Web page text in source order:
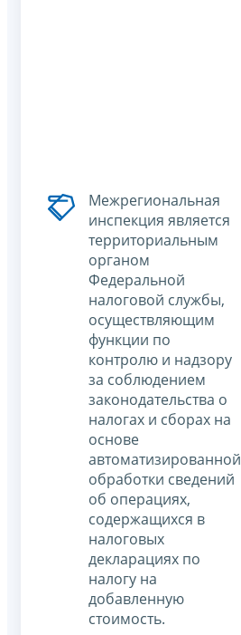
Межрегиональная
инспекция является
территориальным
органом
Федеральной
налоговой службы,
осуществляющим
функции по
контролю и надзору
за соблюдением
законодательства о
налогах и сборах на
основе
автоматизированной
обработки сведений
об операциях,
содержащихся в
налоговых
декларациях по
налогу на
добавленную
стоимость.